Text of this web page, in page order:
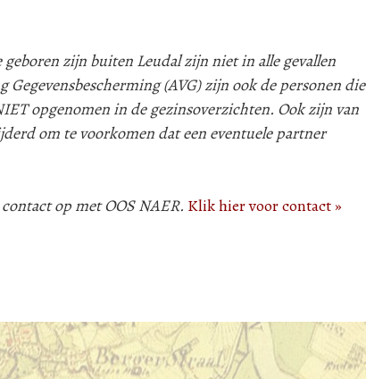
zijn buiten Leudal zijn niet in alle gevallen
(AVG) zijn ook de personen die
opgenomen in de gezinsoverzichten. Ook zijn van
om te voorkomen dat een eventuele partner
op met OOS NAER. Klik hier voor contact »